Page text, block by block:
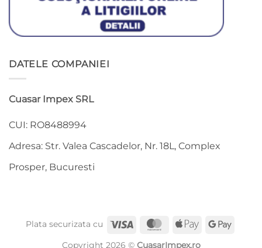
DATELE COMPANIEI
Cuasar Impex SRL
CUI: RO8488994
Adresa: Str. Valea Cascadelor, Nr. 18L, Complex
Prosper, Bucuresti
Plata securizata cu Visa MasterCard
Apple
Google
Copyright 2026 © CuasarImpex.ro